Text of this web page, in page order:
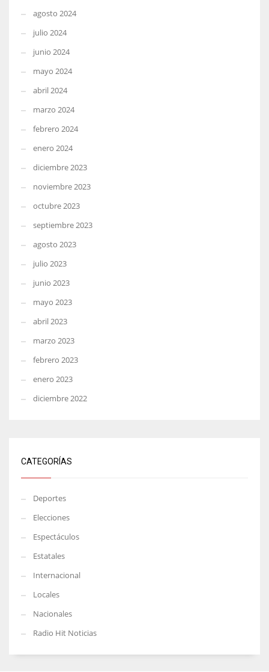
agosto 2024
julio 2024
junio 2024
mayo 2024
abril 2024
marzo 2024
febrero 2024
enero 2024
diciembre 2023
noviembre 2023
octubre 2023
septiembre 2023
agosto 2023
julio 2023
junio 2023
mayo 2023
abril 2023
marzo 2023
febrero 2023
enero 2023
diciembre 2022
CATEGORÍAS
Deportes
Elecciones
Espectáculos
Estatales
Internacional
Locales
Nacionales
Radio Hit Noticias